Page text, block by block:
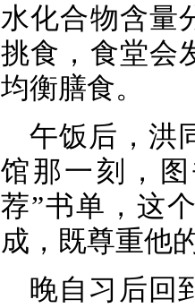
水化合物含量
挑食，食堂会
均衡膳食。
午饭后，洪
馆那一刻，
荐”书单，这
成，既尊重他
晚自习后回